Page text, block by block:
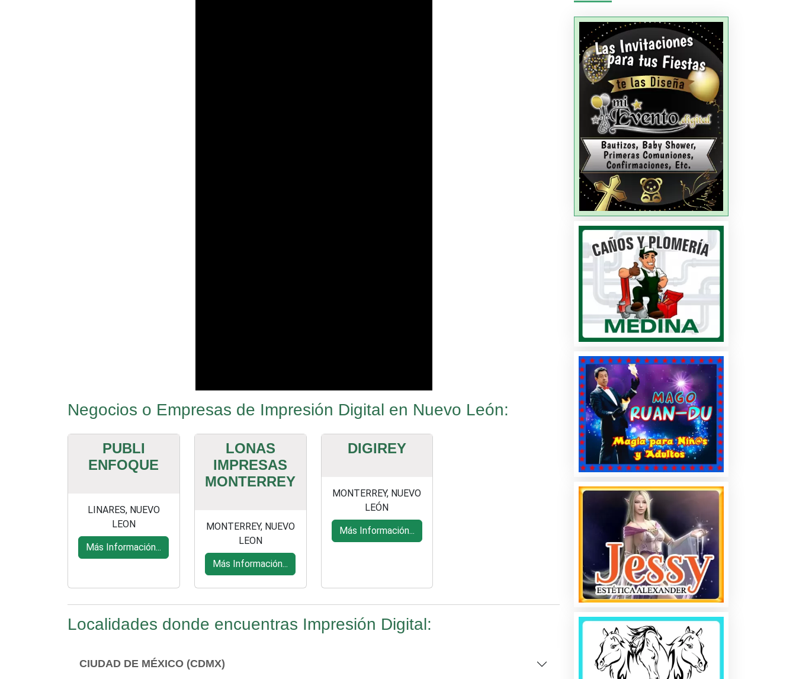
Negocios o Empresas de Impresión Digital en Nuevo León:
PUBLI
ENFOQUE
LINARES, NUEVO
LEON
Más Información...
LONAS
IMPRESAS
MONTERREY
MONTERREY, NUEVO
LEON
Más Información...
DIGIREY
MONTERREY, NUEVO
LEÓN
Más Información...
Localidades donde encuentras Impresión Digital:
CIUDAD DE MÉXICO (CDMX)